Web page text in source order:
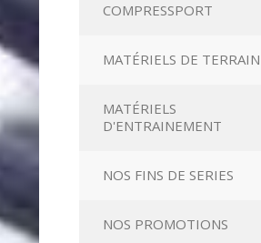
COMPRESSPORT
MATÉRIELS DE TERRAIN
MATÉRIELS
D'ENTRAINEMENT
NOS FINS DE SERIES
NOS PROMOTIONS